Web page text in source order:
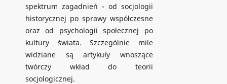
spektrum zagadnień - od socjologii
historycznej po sprawy współczesne
oraz od psychologii społecznej po
kultury świata. Szczególnie mile
widziane są artykuły wnoszące
twórczy wkład do teorii
socjologicznej.